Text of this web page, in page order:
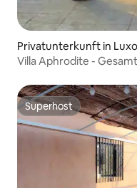
Privatunterkunft in
Villa Aphrodite -
Superhost
Superhost